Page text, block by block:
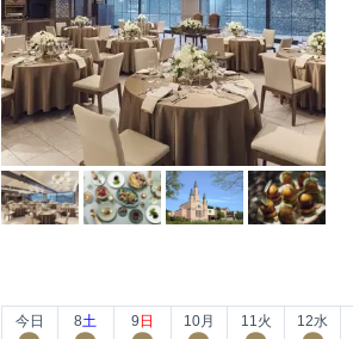
今日 8土 9 日 10月 11火 12水